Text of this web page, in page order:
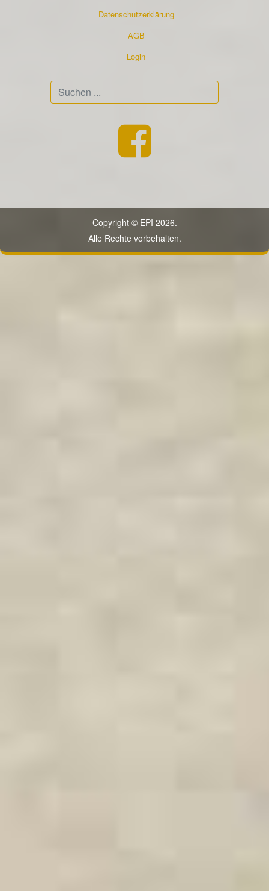
Datenschutzerklärung
AGB
Login
Copyright © EPI 2026.
Alle Rechte vorbehalten.